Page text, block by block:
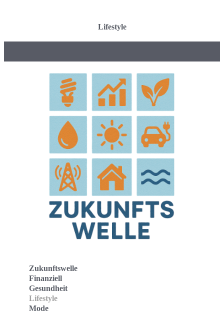
Lifestyle
Zukunftswelle
Finanziell
Gesundheit
Lifestyle
Mode